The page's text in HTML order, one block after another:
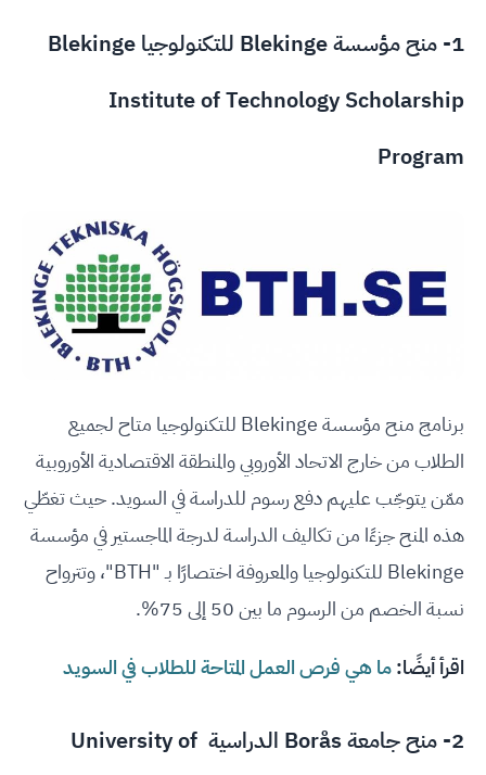
1- منح مؤسسة Blekinge للتكنولوجيا Blekinge
Institute of Technology Scholarship
Program
برنامج منح مؤسسة Blekinge للتكنولوجيا متاح لجميع
الطلاب من خارج الاتحاد الأوروبي والمنطقة الاقتصادية الأوروبية
ممّن يتوجّب عليهم دفع رسوم للدراسة في السويد. حيث تغطّي
هذه المنح جزءًا من تكاليف الدراسة لدرجة الماجستير في مؤسسة
Blekinge للتكنولوجيا والمعروفة اختصارًا بـ "BTH"، وتترواح
نسبة الخصم من الرسوم ما بين 50 إلى 75%.
اقرأ أيضًا:ما هي فرص العمل المتاحة للطلاب في السويد
2- منح جامعة Borås الدراسية University of